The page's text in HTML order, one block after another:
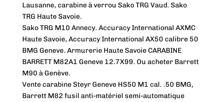
Lausanne, carabine à verrou Sako TRG Vaud. Sako
TRG Haute Savoie.
Sako TRG M10 Annecy. Accuracy International AXMC
Haute Savoie, Accuracy International AX50 calibre 50
BMG Geneve. Armurerie Haute Savoie CARABINE
BARRETT M82A1 Geneve 12.7X99. Ou acheter Barrett
M90 à Genève.
Vente carabine Steyr Geneve HS50 M1 cal. .50 BMG,
Barrett M82 fusil anti-matériel semi-automatique